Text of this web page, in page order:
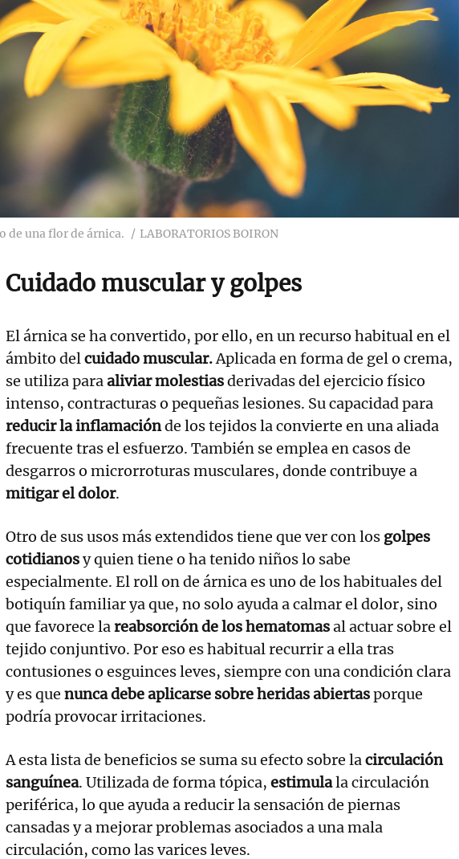
de una flor de árnica. LABORATORIOS BOIRON
Cuidado muscular y golpes
El árnica se ha convertido, por ello, en un recurso habitual en el
ámbito delcuidado muscular.Aplicada en forma de gel o crema,
se utiliza paraaliviar molestiasderivadas del ejercicio físico
intenso, contracturas o pequeñas lesiones. Su capacidad para
reducir la inflamaciónde los tejidos la convierte en una aliada
frecuente tras el esfuerzo. También se emplea en casos de
desgarros o microrroturas musculares, donde contribuye a
mitigar el dolor.
Otro de sus usos más extendidos tiene que ver con los golpes
cotidianosy quien tiene o ha tenido niños lo sabe
especialmente. El roll on de árnica es uno de los habituales del
botiquín familiar ya que, no solo ayuda a calmar el dolor, sino
que favorece lareabsorción de los hematomasal actuar sobre el
tejido conjuntivo. Por eso es habitual recurrir a ella tras
contusiones o esguinces leves, siempre con una condición clara
y es que nunca debe aplicarse sobre heridas abiertasporque
podría provocar irritaciones.
A esta lista de beneficios se suma su efecto sobre lacirculación
sanguínea. Utilizada de forma tópica, estimulala circulación
periférica, lo que ayuda a reducir la sensación de piernas
cansadas y a mejorar problemas asociados a una mala
circulación, como las varices leves.